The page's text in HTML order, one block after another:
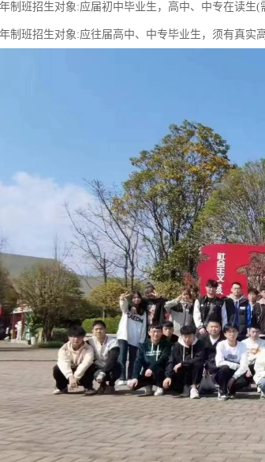
制班招生对象:应届初中毕业生，高中、中专在读生(
制班招生对象:应往届高中、中专毕业生，须有真实